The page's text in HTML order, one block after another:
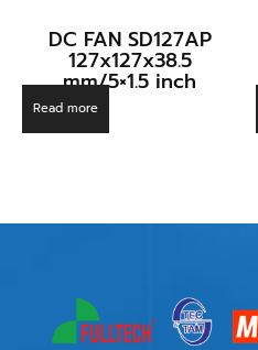
DC FAN SD127AP
127x127x38.5
mm/5×1.5 inch
Read more